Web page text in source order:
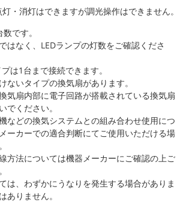
・消灯はできますが調光操作はできません。
です。
はなく、LEDランプの灯数をご確認くださ
は1台まで接続できます。
ないタイプの換気扇があります。
気扇内部に電子回路が搭載されている換気扇
でください。
などの換気システムとの組み合わせ使用につ
ーカーでの適合判断にてご使用いただける場
方法については機器メーカーにご確認の上ご
は、わずかにうなりを発生する場合がありま
ありません。